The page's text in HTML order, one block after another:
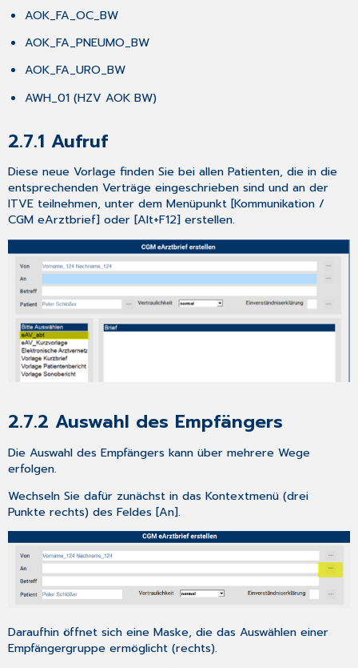
Druckern
(z.B.
Druckbefehl
vom
Sprechzimmer
Drucker
der
Rezeption)?
4.9.4
Wie
kann
ich
die
Suchfilter
in
meinem
eMustercenter
anpassen?
4.9.5
die
,,AU
Ausdruck
einer
eAU-
Folgebescheinigung?
Anhang
Hilfreiche
Präparate-
Informationen
AOK_FA_OC_BW
AOK_FA_PNEUMO_BW
AOK_FA_URO_BW
AWH_01 (HZV AOK BW)
2.7.1Aufruf
Diese neue Vorlage finden Sie bei allen Patienten, die in die
entsprechenden Verträge eingeschrieben sind und an der
ITVE teilnehmen, unter dem Menüpunkt [Kommunikation /
CGM eArztbrief] oder [Alt+F12] erstellen.
2.7.2Auswahl des Empfängers
Die Auswahl des Empfängers kann über mehrere Wege
erfolgen.
Wechseln Sie dafür zunächst in das Kontextmenü (drei
Punkte rechts) des Feldes [An].
Daraufhin öffnet sich eine Maske, die das Auswählen einer
Empfängergruppe ermöglicht (rechts).